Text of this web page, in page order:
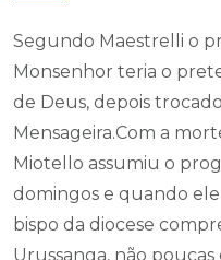
Segundo Maestrelli o
Monsenhor teria o
de Deus, depois
Mensageira.Com a
Miotello assumiu o
domingos e quando ele
bispo da diocese
Urussanga, não